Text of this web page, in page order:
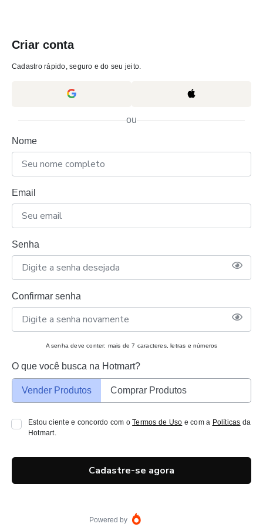
Criar conta
Cadastro rápido, seguro e do seu jeito.
ou
Nome
Email
Senha
Confirmar senha
A senha deve conter: mais de 7 caracteres, letras e números
O que você busca na Hotmart?
Vender Produtos Comprar Produtos
Estou ciente e concordo com oTermos de Uso e com a Políticas da
Hotmart.
Cadastre-se agora
Powered by